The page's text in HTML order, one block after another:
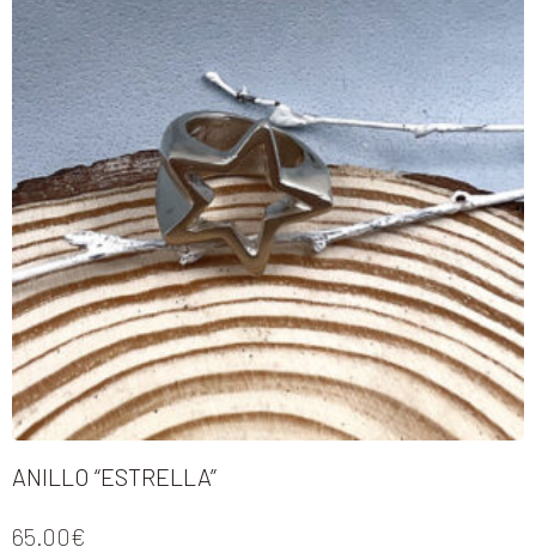
ANILLO “ESTRELLA”
65.00€